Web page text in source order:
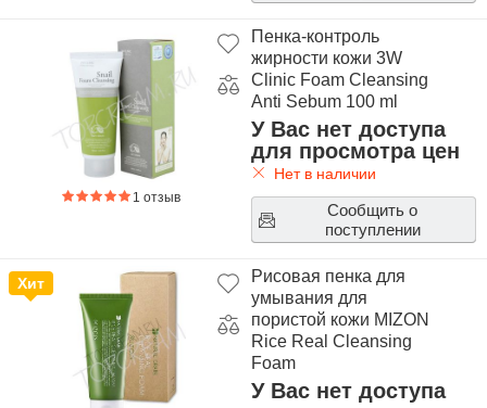
1 отзыв
Пенка-контроль
жирности кожи 3W
Clinic Foam Cleansing
Anti Sebum 100 ml
У Вас нет доступа
для просмотра цен
Нет в наличии
Сообщить о
поступлении
Хит
Рисовая пенка для
умывания для
пористой кожи MIZON
Rice Real Cleansing
Foam
У Вас нет доступа